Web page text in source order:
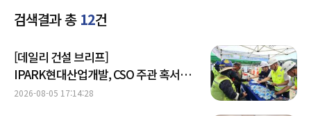
검색결과 총 12건
[데일리 건설 브리프]
IPARK현대산업개발, CSO 주관 혹서기
온열질환 예방 캠페인 진행 外
2026-08-05 17:14:28